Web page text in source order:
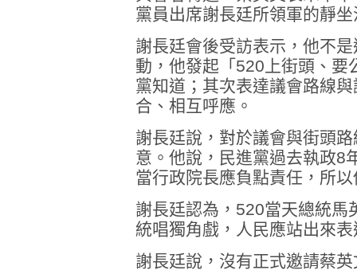
黨員出席謝長廷所領軍的靜
謝長廷會後受訪表示，他不
動，他發起「520上街頭、要
黨知道；其次表達議會路線
合、相互呼應。
謝長廷說，對於議會與街頭
意。他說，民進黨過去執政8
當行政院長應負點責任，所
謝長廷認為，520當天總統馬
統唱獨角戲，人民應站出來
謝長廷說，沒有正式邀請蔡